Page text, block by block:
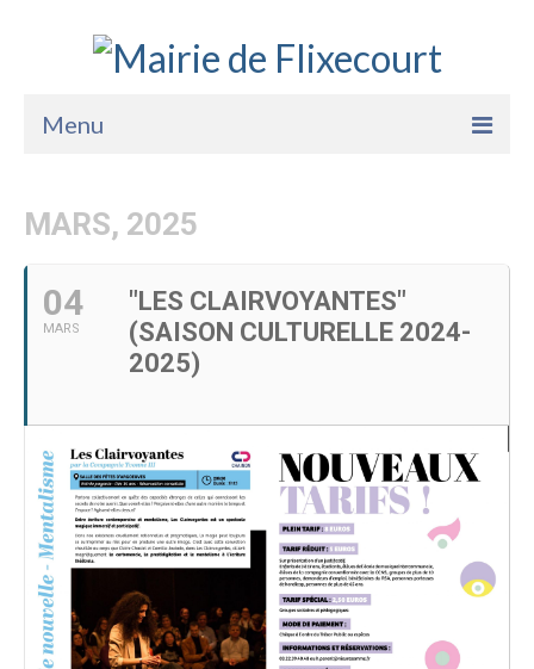
Menu
La Mairie
Vie Pratique
Services
Enfance Jeunesse
Sports Loisirs et Culture
MARS, 2025
04
MARS
"LES CLAIRVOYANTES"
(SAISON CULTURELLE 2024-
2025)